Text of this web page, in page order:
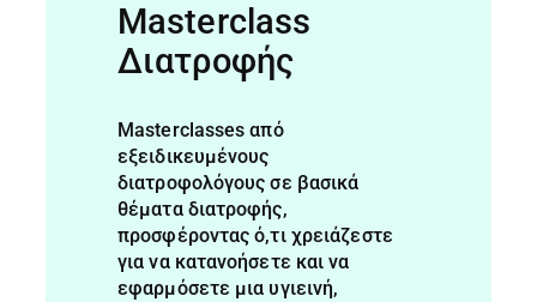
Masterclass
Διατροφής
Masterclasses από
εξειδικευμένους
διατροφολόγους σε βασικά
θέματα διατροφής,
προσφέροντας ό,τι χρειάζεστε
για να κατανοήσετε και να
εφαρμόσετε μια υγιεινή,